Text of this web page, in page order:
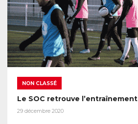
NON CLASSÉ
Le SOC retrouve l’entraînement
29 décembre 2020